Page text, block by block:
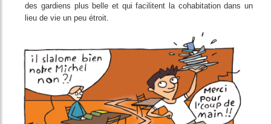
des gardiens plus belle et qui facilitent la cohabitation dans un
lieu de vie un peu étroit.